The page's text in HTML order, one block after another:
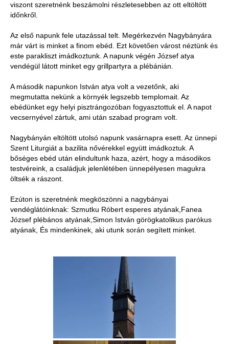
viszont szeretnénk beszámolni részletesebben az ott eltöltött
időnkről.
Az első napunk fele utazással telt. Megérkezvén Nagybányára
már várt is minket a finom ebéd. Ezt követően várost néztünk és
este parakliszt imádkoztunk. A napunk végén József atya
vendégül látott minket egy grillpartyra a plébánián.
A második napunkon István atya volt a vezetőnk, aki
megmutatta nekünk a környék legszebb templomait. Az
ebédünket egy helyi pisztrángozóban fogyasztottuk el. A napot
vecsernyével zártuk, ami után szabad program volt.
Nagybányán eltöltött utolsó napunk vasárnapra esett. Az ünnepi
Szent Liturgiát a bazilita nővérekkel együtt imádkoztuk. A
bőséges ebéd után elindultunk haza, azért, hogy a másodikos
testvéreink, a családjuk jelenlétében ünnepélyesen magukra
öltsék a rászont.
Ezúton is szeretnénk megköszönni a nagybányai
vendéglátóinknak: Szmutku Róbert esperes atyának,Fanea
József plébános atyának,Simon István görögkatolikus parókus
atyának, És mindenkinek, aki utunk során segített minket.